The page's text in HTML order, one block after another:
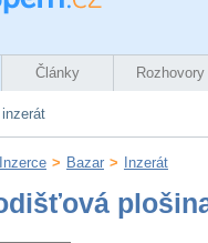
Články Rozhovory
Inzerce > Bazar > Inzerát